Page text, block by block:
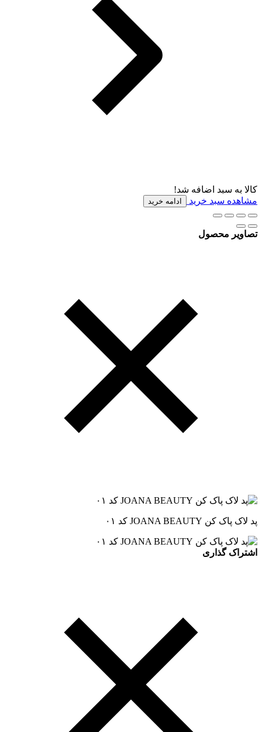
کالا به سبد اضافه شد!
مشاهده سبد خرید
ادامه خرید
تصاویر محصول
پد لاک پاک کن JOANA BEAUTY کد ۰۱
اشتراک گذاری